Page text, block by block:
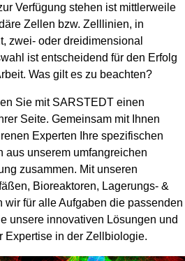
Verfügung stehen ist mittlerweile
Zellen bzw. Zelllinien, in
zwei- oder dreidimensional
ist entscheidend für den Erfolg
Was gilt es zu beachten?
Sie mit SARSTEDT einen
Seite. Gemeinsam mit Ihnen
Experten Ihre spezifischen
aus unserem umfangreichen
zusammen. Mit unseren
Bioreaktoren, Lagerungs- &
wir für alle Aufgaben die passenden
unsere innovativen Lösungen und
Expertise in der Zellbiologie.